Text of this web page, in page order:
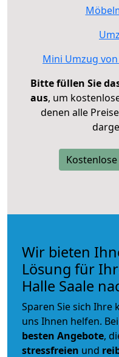
Mini Umzug
Bitte füllen Sie
aus, um
denen alle
Wir bieten
Lösung für
Halle Saale
Sparen Sie sich Ihre
uns Ihnen helfen.
besten Angebote,
stressfreien und